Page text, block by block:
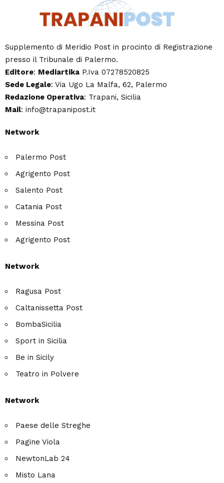
Supplemento di Meridio Post in procinto di Registrazione
presso il Tribunale di Palermo.
Editore: Mediartika P.Iva 07278520825
Sede Legale: Via Ugo La Malfa, 62, Palermo
Redazione Operativa: Trapani, Sicilia
Mail: info@trapanipost.it
Network
Palermo Post
Agrigento Post
Salento Post
Catania Post
Messina Post
Agrigento Post
Network
Ragusa Post
Caltanissetta Post
BombaSicilia
Sport in Sicilia
Be in Sicily
Teatro in Polvere
Network
Paese delle Streghe
Pagine Viola
NewtonLab 24
Misto Lana